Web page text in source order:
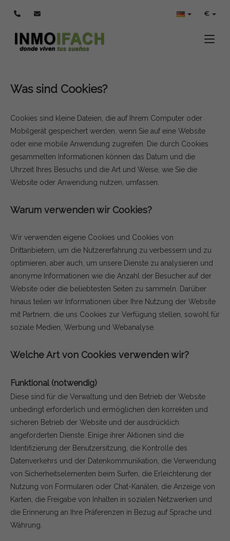
€
COOKIES-POLITIK
Was sind Cookies?
Cookies sind kleine Dateien, die auf Ihrem Computer oder
Mobilgerät gespeichert werden, wenn Sie auf eine Website
oder eine mobile Anwendung zugreifen. Die durch Cookies
gesammelten Informationen können das Datum und die
Uhrzeit Ihres Besuchs und die Art und Weise, wie Sie die
Website oder Anwendung nutzen, umfassen.
Warum verwenden wir Cookies?
Wir verwenden eigene Cookies und Cookies von
Drittanbietern, um die Nutzererfahrung zu verbessern und zu
optimieren, aber auch, um unsere Dienste zu analysieren und
anonyme Informationen wie die Anzahl der Besucher auf der
Website oder die beliebtesten Seiten zu sammeln. Darüber
hinaus teilen wir Informationen über Ihre Nutzung der Website
mit Partnern, die uns Cookies zur Verfügung stellen, sowohl für
soziale Medien, Werbung und Webanalyse.
Welche Art von Cookies verwenden wir?
Funktional (notwendig)
Diese sind für die Verwaltung und den Betrieb der Website
unbedingt erforderlich und ermöglichen den korrekten und
sicheren Betrieb der Website und der ausdrücklich
angeforderten Dienste. Einige ihrer Aktionen sind die
Identifizierung der Benutzersitzung, die Kontrolle des
Datenverkehrs und der Datenkommunikation, die Verwendung
von Sicherheitselementen beim Surfen, die Erleichterung der
Nutzung von Formularen oder Chat-Kanälen, die Anzeige von
Karten, die Freigabe von Inhalten in sozialen Netzwerken und
die Erinnerung an Ihre Präferenzen in Bezug auf Sprache und
Währung.